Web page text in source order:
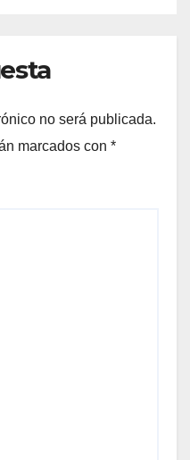
no será publicada.
marcados con *